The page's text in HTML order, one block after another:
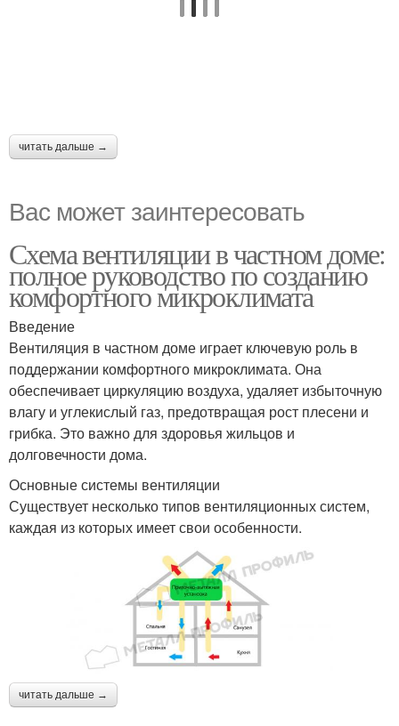
читать дальше →
Вас может заинтересовать
Схема вентиляции в частном доме:
полное руководство по созданию
комфортного микроклимата
Введение
Вентиляция в частном доме играет ключевую роль в
поддержании комфортного микроклимата. Она
обеспечивает циркуляцию воздуха, удаляет избыточную
влагу и углекислый газ, предотвращая рост плесени и
грибка. Это важно для здоровья жильцов и
долговечности дома.
Основные системы вентиляции
Существует несколько типов вентиляционных систем,
каждая из которых имеет свои особенности.
читать дальше →